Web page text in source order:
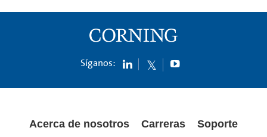
Síganos:
Acerca de nosotros Carreras Soporte